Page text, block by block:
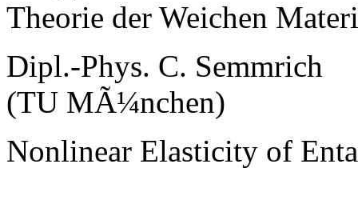
Theorie der Weichen
Dipl.-Phys. C. Semmrich
(TU MÃ¼nchen)
Nonlinear Elasticity of